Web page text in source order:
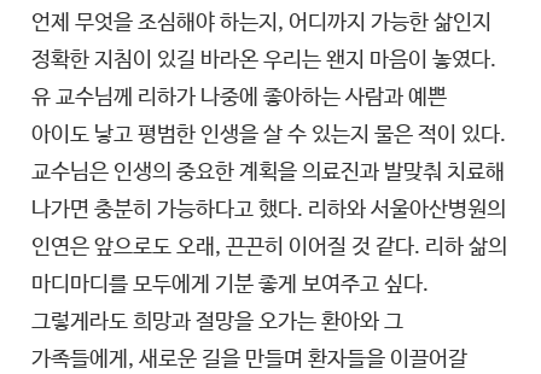
언제 무엇을 조심해야 하는지, 어디까지 가능한 삶인지
정확한 지침이 있길 바라온 우리는 왠지 마음이 놓였다.
유 교수님께 리하가 나중에 좋아하는 사람과 예쁜
아이도 낳고 평범한 인생을 살 수 있는지 물은 적이 있다.
교수님은 인생의 중요한 계획을 의료진과 발맞춰 치료해
나가면 충분히 가능하다고 했다. 리하와 서울아산병원의
인연은 앞으로도 오래, 끈끈히 이어질 것 같다. 리하 삶의
마디마디를 모두에게 기분 좋게 보여주고 싶다.
그렇게라도 희망과 절망을 오가는 환아와 그
가족들에게, 새로운 길을 만들며 환자들을 이끌어갈